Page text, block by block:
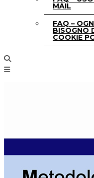
MAIL
FAQ –
BISOGNO
COOKIE